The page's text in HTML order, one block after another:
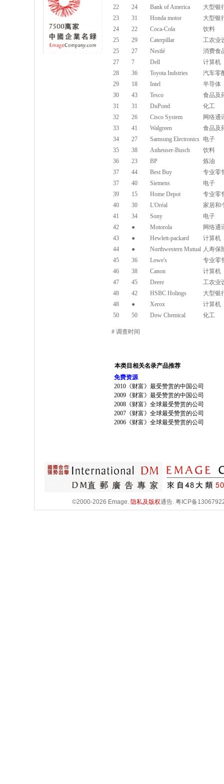
22
24 Bank of America
大型银
23
31 Honda motor
大型银
24
22 Coca-Cola
饮料
25
29 Caterpillar
工农业
25
27 Nestlé
消费食
27
7 Dell
计算机
28
36 Toyota Indstries
汽车零
29
18 Intel
半导体
30
43 Tesco
食品及
31
31 DuPond
化工
32
26 Cisco System
网络通
33
41 Walgreen
食品及
34
27 Samsung Electronics 电子
35
38 Anheuser-Busch
饮料
36
23 BP
炼油
37
44 Best Buy
专业零
37
40 Siemens
电子
39
15 Home Depot
专业零
40
30 L'Oréal
家居和
41
34 Sony
电子
42
● Motorola
网络通
43
● Hewlett-packard
计算机
44
● Northwestern Mutual 人寿保
45
36 Lowe's
专业零
46
38 Canon
计算机
47
45 Deere
工农业
48
42 HSBC Holings
大型银
48
● Xerox
计算机
50
50 Dow Chemical 化工
# 调查时间
本类目相关名录产品推荐
免费资源
2010《财富》最受赞赏的中国公司
2009《财富》最受赞赏的中国公司
2008《财富》全球最受赞赏的公司
2007《财富》全球最受赞赏的公司
2006《财富》全球最受赞赏的公司
©2000-2026 Emage. 隐私及版权通告. 粤ICP备